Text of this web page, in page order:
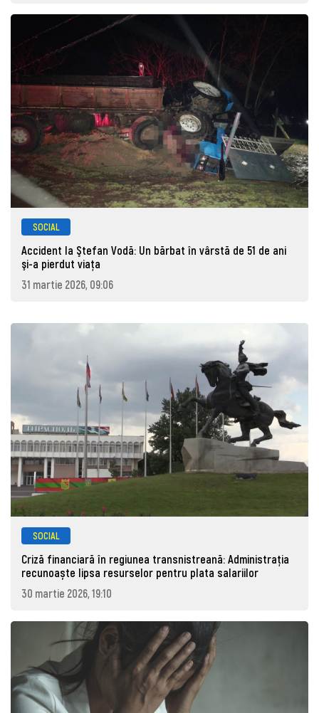
SOCIAL
Accident la Ştefan Vodă: Un bărbat în vârstă de 51 de ani
şi-a pierdut viaţa
31 martie 2026, 09:06
SOCIAL
Criză financiară în regiunea transnistreană: Administrația
recunoaște lipsa resurselor pentru plata salariilor
30 martie 2026, 19:10